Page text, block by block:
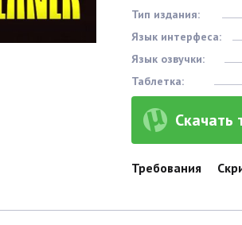
Тип издания:
Язык интерфеса:
Язык озвучки:
Таблетка:
Скачать
Требования